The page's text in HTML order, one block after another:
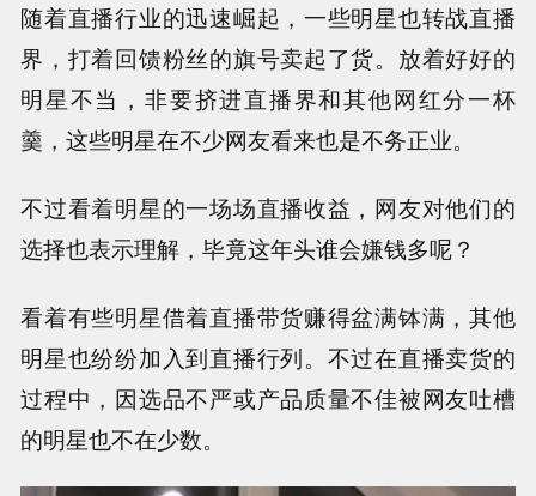
随着直播行业的迅速崛起，一些明星也转战直播
界，打着回馈粉丝的旗号卖起了货。放着好好的
明星不当，非要挤进直播界和其他网红分一杯
羹，这些明星在不少网友看来也是不务正业。
不过看着明星的一场场直播收益，网友对他们的
选择也表示理解，毕竟这年头谁会嫌钱多呢？
看着有些明星借着直播带货赚得盆满钵满，其他
明星也纷纷加入到直播行列。不过在直播卖货的
过程中，因选品不严或产品质量不佳被网友吐槽
的明星也不在少数。